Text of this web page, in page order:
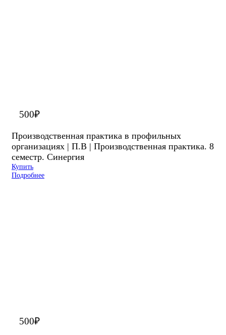
500₽
Производственная практика в профильных
организациях | П.В | Производственная практика. 8
семестр. Синергия
Купить
Подробнее
500₽